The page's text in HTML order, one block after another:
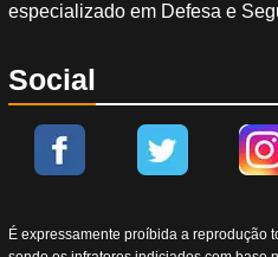
especializado em Defesa e
Social
É expressamente proíbida a reprodução